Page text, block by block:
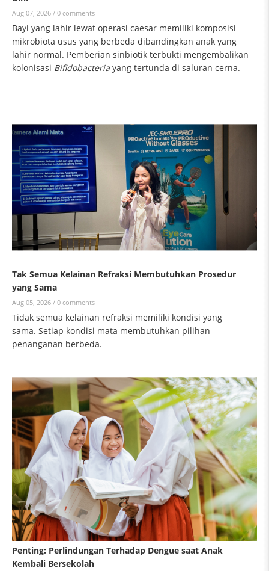
Aug 07, 2026 / 0 comments
Bayi yang lahir lewat operasi caesar memiliki komposisi
mikrobiota usus yang berbeda dibandingkan anak yang
lahir normal. Pemberian sinbiotik terbukti mengembalikan
kolonisasi Bifidobacteria yang tertunda di saluran cerna.
Tak Semua Kelainan Refraksi Membutuhkan Prosedur
yang Sama
Aug 05, 2026 / 0 comments
Tidak semua kelainan refraksi memiliki kondisi yang
sama. Setiap kondisi mata membutuhkan pilihan
penanganan berbeda.
Penting: Perlindungan Terhadap Dengue saat Anak
Kembali Bersekolah